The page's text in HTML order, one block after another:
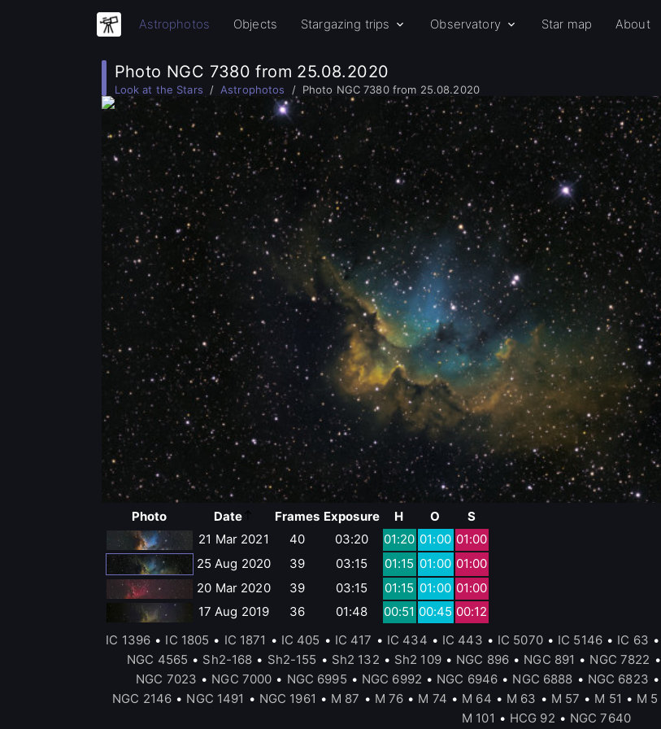
Astrophotos Objects Stargazing trips Observatory Star map About
Photo NGC 7380 from 25.08.2020
Look at the Stars Astrophotos Photo NGC 7380 from 25.08.2020
Photo Date Frames Exposure H O
S
21 Mar 2021
40 03:20 01:20 01:00 01:00
25 Aug 2020
39 03:15 01:15 01:00 01:00
20 Mar 2020
39 03:15 01:15 01:00 01:00
17 Aug 2019
36 01:48 00:51 00:45 00:12
IC 1396 • IC 1805 • IC 1871 • IC 405 • IC 417 • IC 434 • IC 443 • IC 5070 • IC 5146 • IC 63 •
NGC 4565 • Sh2-168 • Sh2-155 • Sh2 132 • Sh2 109 • NGC 896 • NGC 891 • NGC 7822 •
NGC 7023 • NGC 7000 • NGC 6995 • NGC 6992 • NGC 6946 • NGC 6888 • NGC 6823 •
NGC 2146 • NGC 1491 • NGC 1961 • M 87 • M 76 • M 74 • M 64 • M 63 • M 57 • M 51 • M 5
M 101 • HCG 92 • NGC 7640